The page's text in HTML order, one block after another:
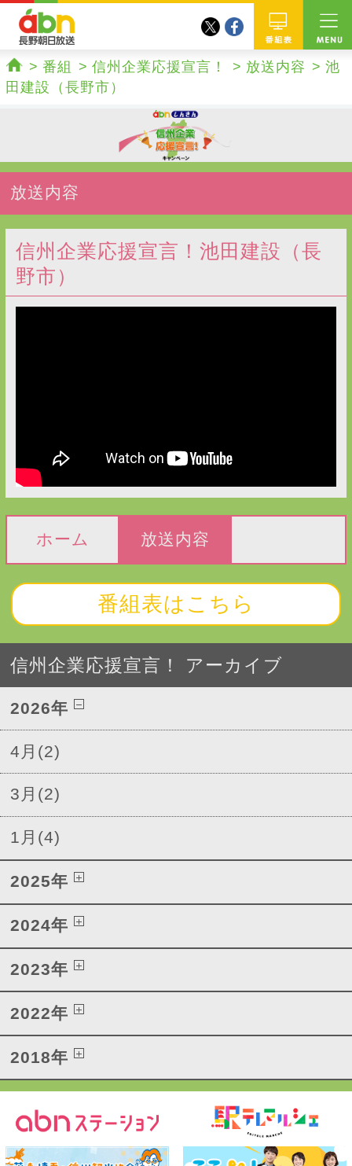
番組
twitterfacebook
ホーム
番組 信州企業応援宣言！ 放送内容
池
田建設（長野市）
放送内容
信州企業応援宣言！池田建設（長
野市）
ホーム 放送内容
番組表はこちら
信州企業応援宣言！ アーカイブ
2026年
4月(2)
3月(2)
1月(4)
2025年
2024年
2023年
2022年
2018年